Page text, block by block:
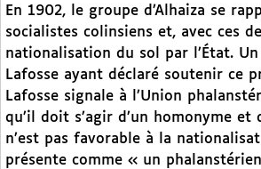
En 1902, le groupe d’Alhaiza se
socialistes colinsiens et, avec ces
nationalisation du sol par l’État.
Lafosse ayant déclaré soutenir ce
Lafosse signale à l’Union
qu’il doit s’agir d’un homonyme et
n’est pas favorable à la
présente comme « un